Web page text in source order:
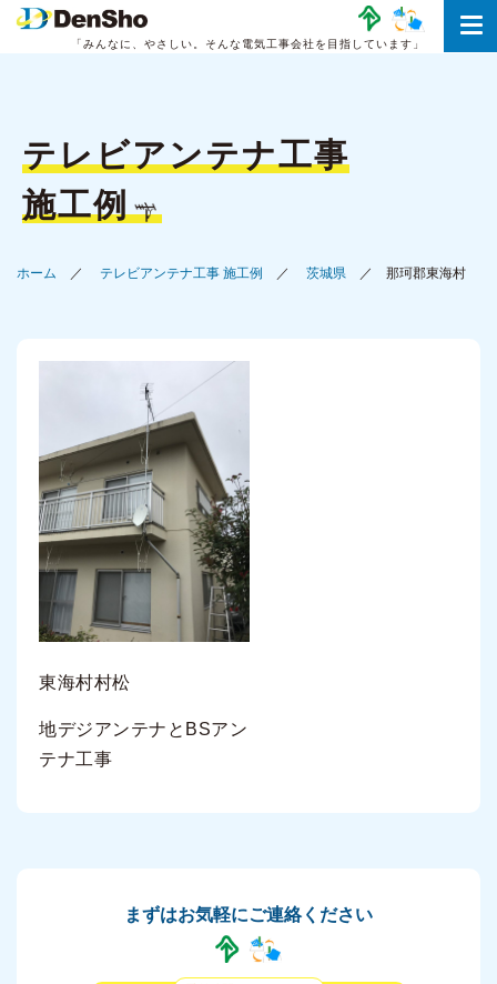
「みんなに、やさしい。 そんな電気工事会社を目指しています」
テレビアンテナ工事
施工例
ホーム テレビアンテナ工事 施工例 茨城県 那珂郡東海村
東海村村松
地デジアンテナとBSアン
テナ工事
まずはお気軽にご連絡ください